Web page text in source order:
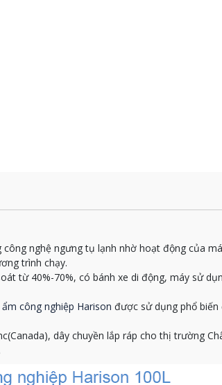
nghệ ngưng tụ lạnh nhờ hoạt động của
trình chạy.
từ 40%-70%, có bánh xe di động, máy sử
công nghiệp Harison được sử dụng phổ
dây chuyền lắp ráp cho thị trường